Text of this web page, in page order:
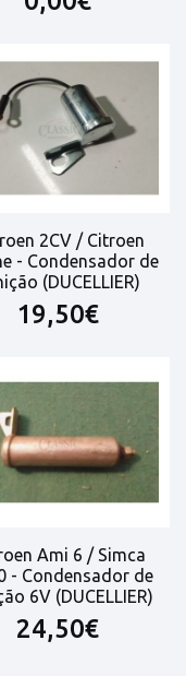
2CV / Citroen
- Condensador de
(DUCELLIER)
19,50€
Ami 6 / Simca
- Condensador de
6V (DUCELLIER)
24,50€